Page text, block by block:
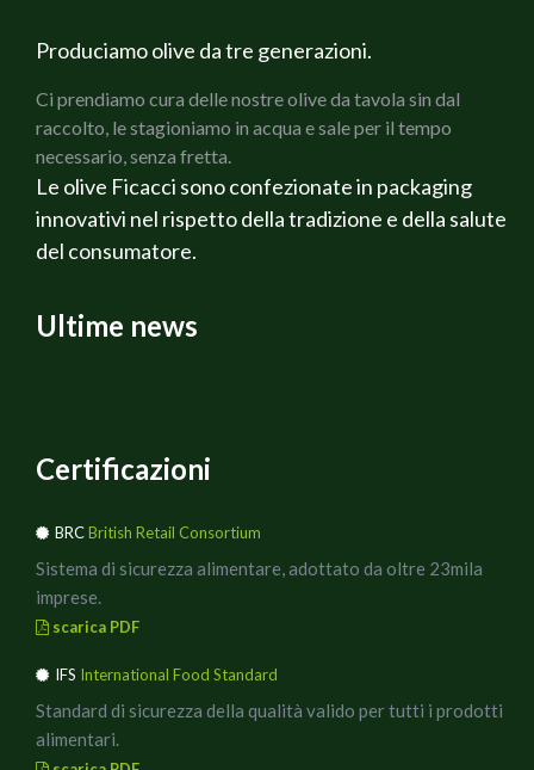
Produciamo olive da tre generazioni.
Ci prendiamo cura delle nostre olive da tavola sin dal
raccolto, le stagioniamo in acqua e sale per il tempo
necessario, senza fretta.
Le olive Ficacci sono confezionate in packaging
innovativi nel rispetto della tradizione e della salute
del consumatore.
Ultime news
Certificazioni
BRCBritish Retail Consortium
Sistema di sicurezza alimentare, adottato da oltre 23mila
imprese.
scarica PDF
IFS International Food Standard
Standard di sicurezza della qualità valido per tutti i prodotti
alimentari.